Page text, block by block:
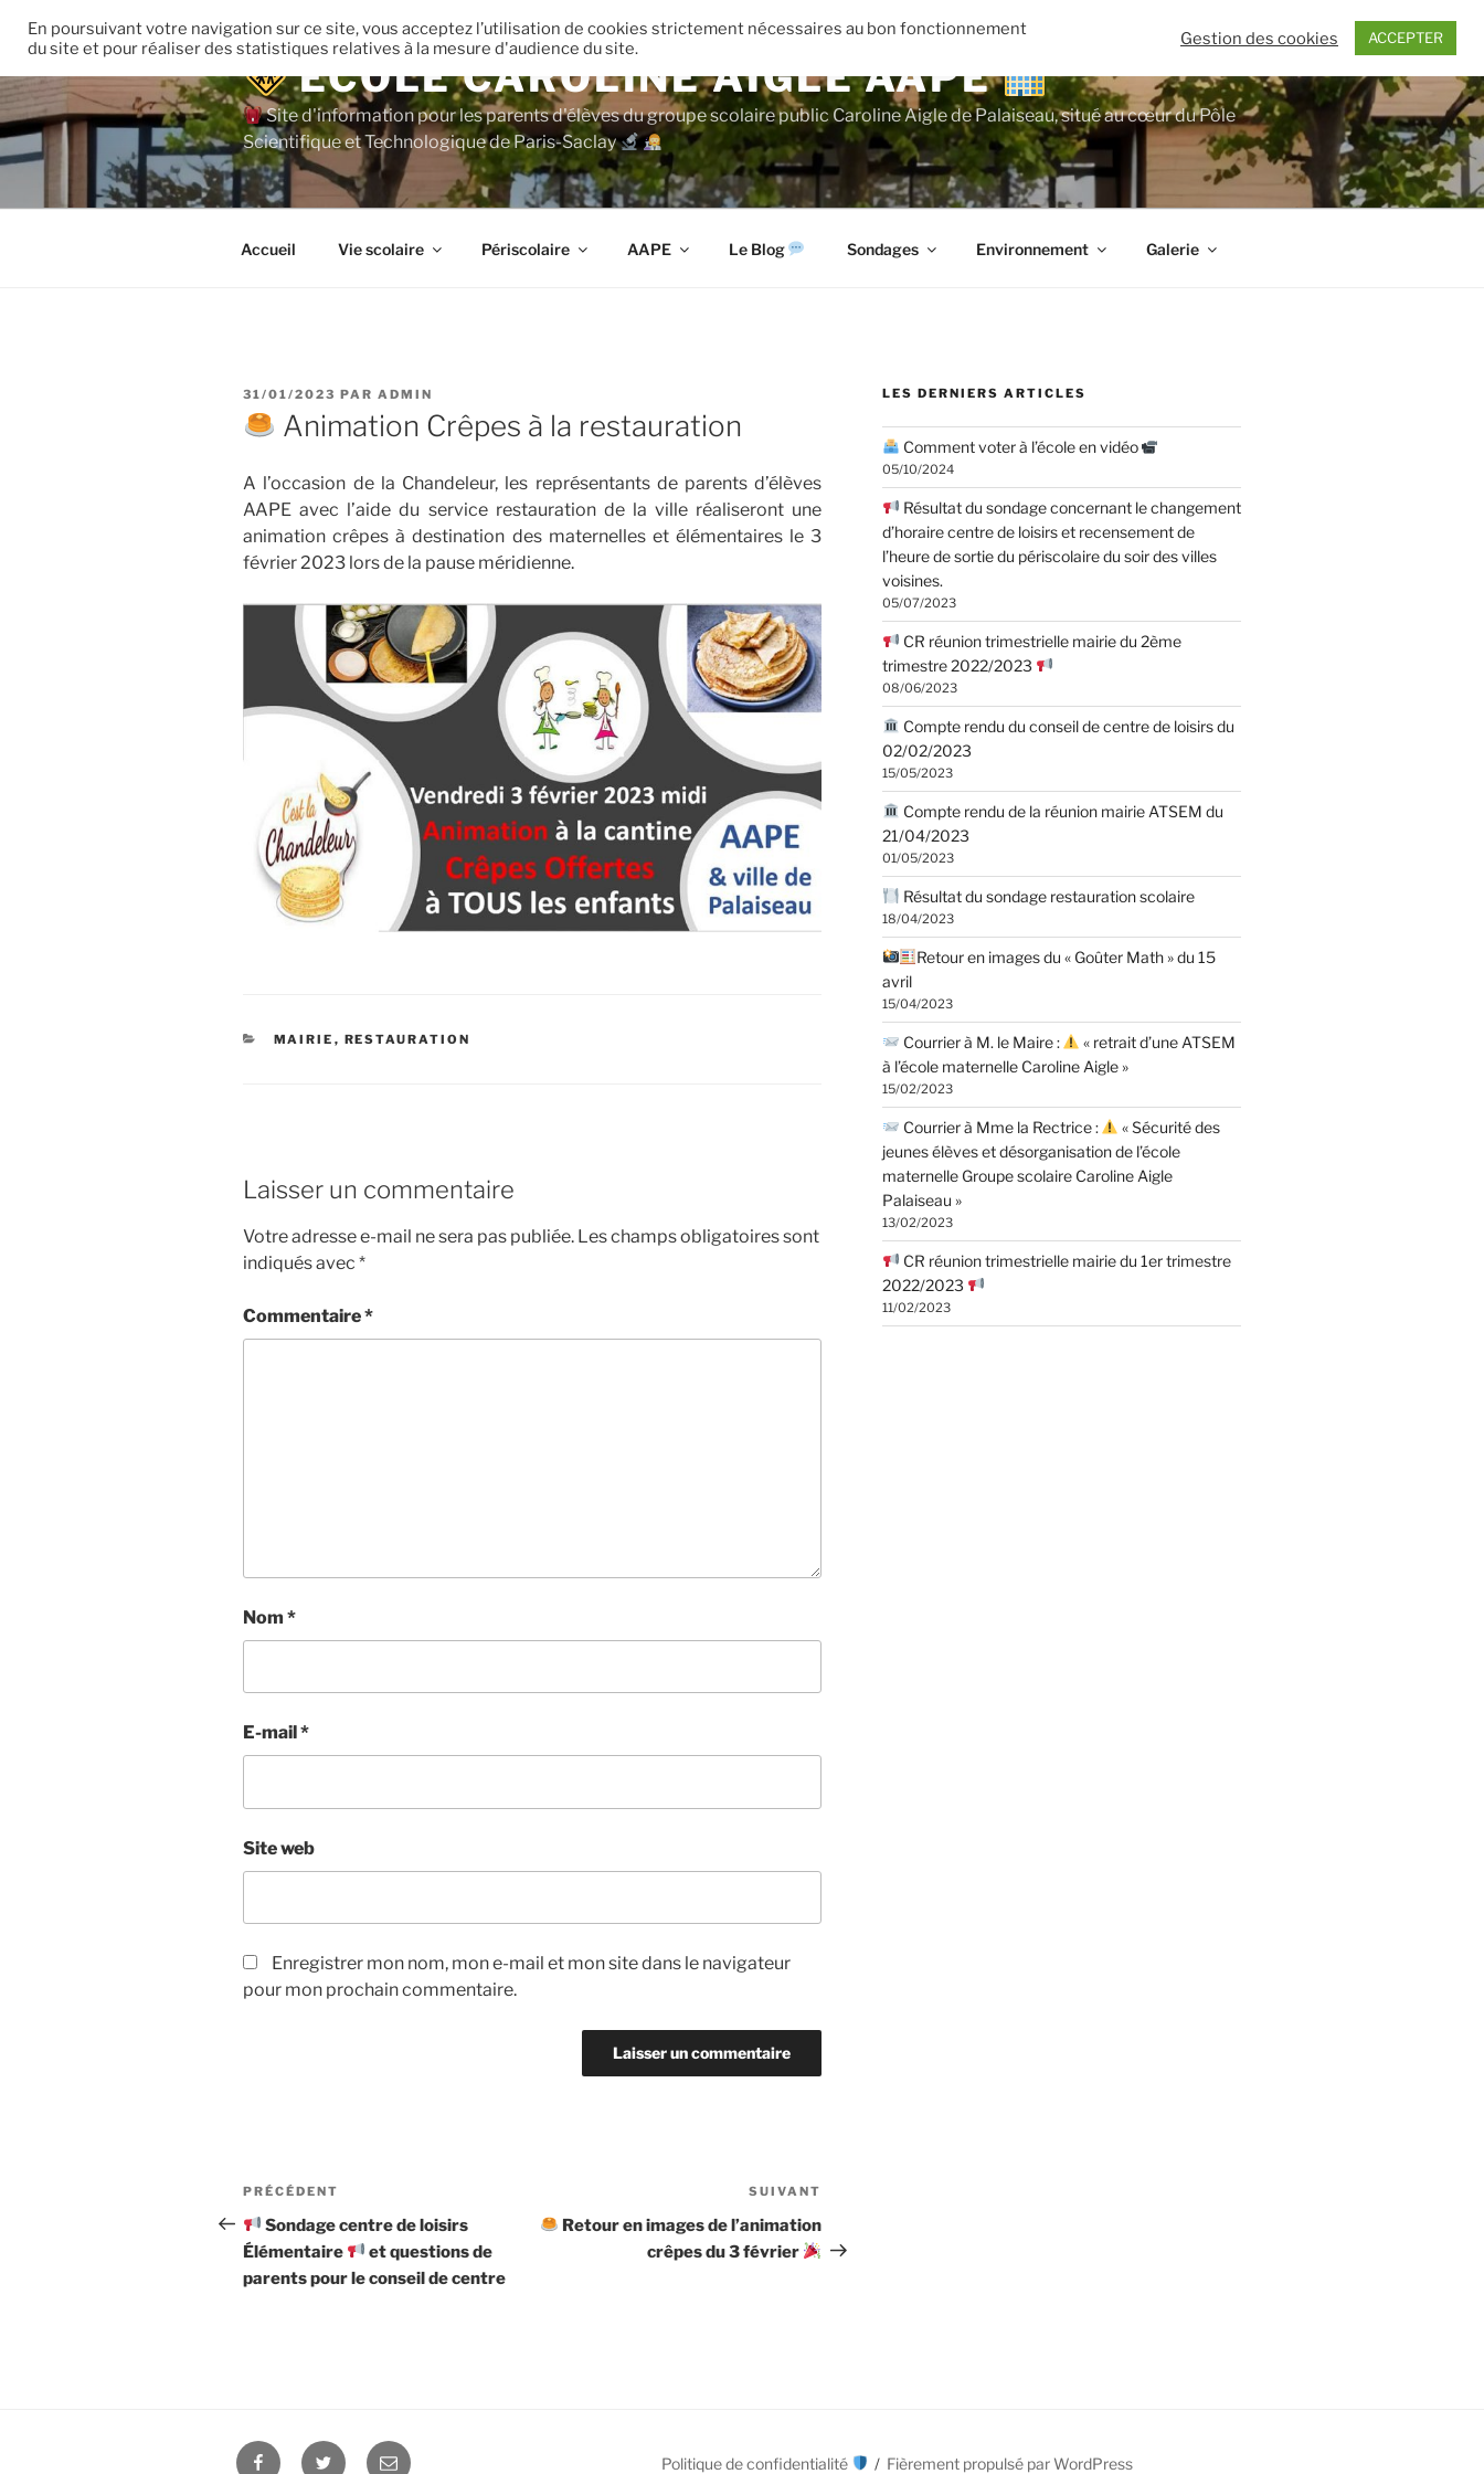
principal
ECOLE CAROLINE AIGLE AAPE
Site d'information pour les parents d'élèves du groupe scolaire public Caroline Aigle de Palaiseau, situé au cœur du Pôle
Scientifique et Technologique de Paris-Saclay
Accueil Vie scolaire Périscolaire AAPE Le Blog Sondages Environnement Galerie
PUBLIÉ
LE
31/01/2023 PAR ADMIN
Animation Crêpes à la restauration
A l’occasion de la Chandeleur, les représentants de parents d’élèves
AAPE avec l’aide du service restauration de la ville réaliseront une
animation crêpes à destination des maternelles et élémentaires le 3
février 2023 lors de la pause méridienne.
CATÉGORIES
MAIRIE , RESTAURATION
Laisser un commentaire
Votre adresse e-mail ne sera pas publiée. Les champs obligatoires sont
indiqués avec *
Commentaire*
Nom *
E-mail*
Site web
Enregistrer mon nom, mon e-mail et mon site dans le navigateur
pour mon prochain commentaire.
Navigation
de
l’article
Article
précédent
PRÉCÉDENT
Sondage centre de loisirs
Élémentaire
et questions de
parents pour le conseil de centre
suivant
SUIVANT
Retour en images de l’animation
crêpes du 3 février
LES DERNIERS ARTICLES
Comment voter à l’école en vidéo
05/10/2024
Résultat du sondage concernant le changement
d’horaire centre de loisirs et recensement de
l’heure de sortie du périscolaire du soir des villes
voisines.
05/07/2023
CR réunion trimestrielle mairie du 2ème
trimestre 2022/2023
08/06/2023
Compte rendu du conseil de centre de loisirs du
02/02/2023
15/05/2023
Compte rendu de la réunion mairie ATSEM du
21/04/2023
01/05/2023
Résultat du sondage restauration scolaire
18/04/2023
Retour en images du « Goûter Math » du 15
avril
15/04/2023
Courrier à M. le Maire :
« retrait d’une ATSEM
à l’école maternelle Caroline Aigle »
15/02/2023
Courrier à Mme la Rectrice :
« Sécurité des
jeunes élèves et désorganisation de l’école
maternelle Groupe scolaire Caroline Aigle
Palaiseau »
13/02/2023
CR réunion trimestrielle mairie du 1er trimestre
2022/2023
11/02/2023
FacebookTwitter E-
Politique de confidentialité Fièrement propulsé par WordPress
En poursuivant votre navigation sur ce site, vous acceptez l’utilisation de cookies strictement nécessaires au bon fonctionnement
du site et pour réaliser des statistiques relatives à la mesure d'audience du site.
Gestion des cookies ACCEPTER